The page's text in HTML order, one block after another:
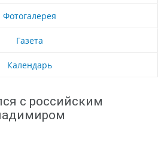
Фотогалерея
Газета
Календарь
с российским